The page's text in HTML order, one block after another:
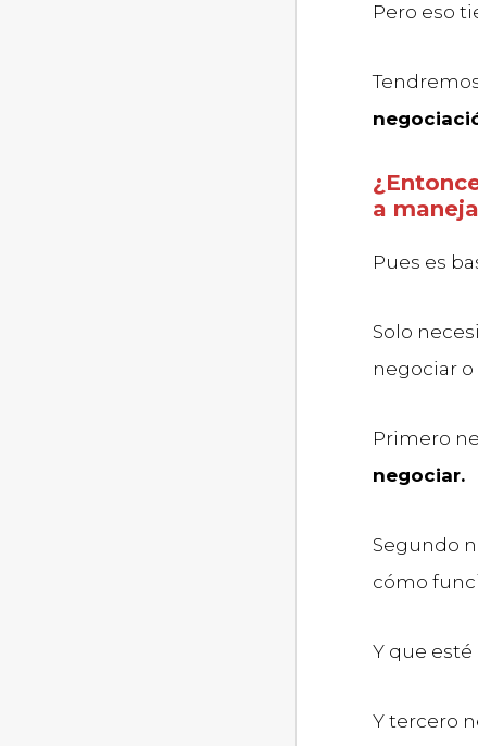
Pero eso
a
Pues es
Solo
negociar
Primero
negociar.
Segundo
cómo
Y que
Y tercero